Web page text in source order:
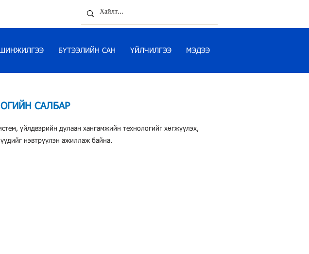
БҮТЭЭЛИЙН САН ҮЙЛЧИЛГЭЭ МЭДЭЭ
САЛБАР
үйлдвэрийн дулаан хангамжийн технологийг хөгжүүлэх,
нэвтрүүлэн ажиллаж байна.